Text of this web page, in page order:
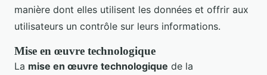
manière dont elles utilisent les données et offrir aux
utilisateurs un contrôle sur leurs informations.
Mise en œuvre technologique
La mise en œuvre technologique de la